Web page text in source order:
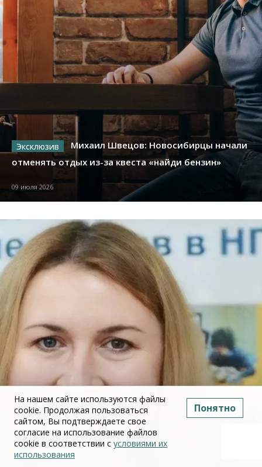
Михаил Швецов: Новосибирцы начали
отменять отдых из-за квеста «найди бензин»
09 июля 2026
На нашем сайте используются файлы
cookie. Продолжая пользоваться
сайтом, Вы подтверждаете свое
согласие на использование файлов
cookie в соответствии с условиями их
использования
Понятно